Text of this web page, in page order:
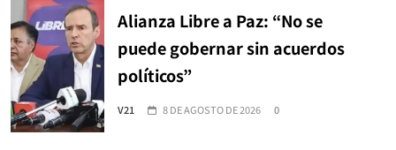
Alianza Libre a Paz: “No se
puede gobernar sin acuerdos
políticos”
V21 8 DE AGOSTO DE 2026 0